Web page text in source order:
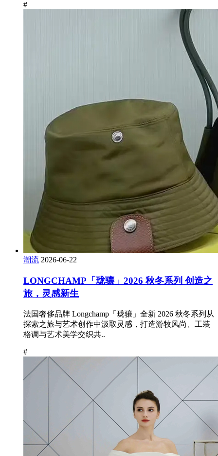
#
潮流 2026-06-22
LONGCHAMP「珑骧」2026 秋冬系列 创造之
旅，灵感新生
法国奢侈品牌 Longchamp「珑骧」全新 2026 秋冬系列从
探索之旅与艺术创作中汲取灵感，打造游牧风尚、工装
格调与艺术美学交织共..
#